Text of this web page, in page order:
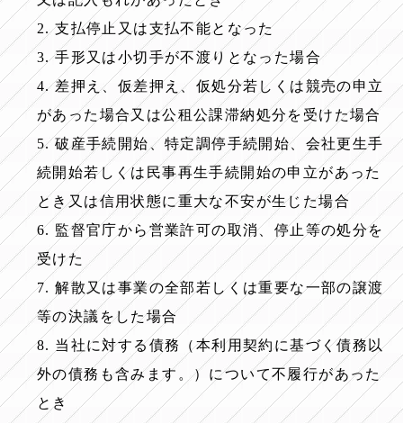
2. 支払停止又は支払不能となった
3. 手形又は小切手が不渡りとなった場合
4. 差押え、仮差押え、仮処分若しくは競売の申立
があった場合又は公租公課滞納処分を受けた場合
5. 破産手続開始、特定調停手続開始、会社更生手
続開始若しくは民事再生手続開始の申立があった
とき又は信用状態に重大な不安が生じた場合
6. 監督官庁から営業許可の取消、停止等の処分を
受けた
7. 解散又は事業の全部若しくは重要な一部の譲渡
等の決議をした場合
8. 当社に対する債務（本利用契約に基づく債務以
外の債務も含みます。）について不履行があった
とき